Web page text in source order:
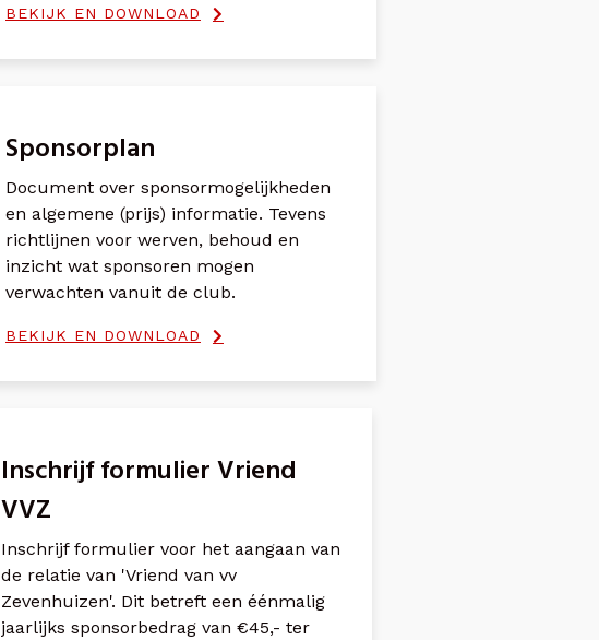
BEKIJK EN DOWNLOAD
Sponsorplan
Document over sponsormogelijkheden
en algemene (prijs) informatie. Tevens
richtlijnen voor werven, behoud en
inzicht wat sponsoren mogen
verwachten vanuit de club.
BEKIJK EN DOWNLOAD
Inschrijf formulier Vriend
VVZ
Inschrijf formulier voor het aangaan van
de relatie van 'Vriend van vv
Zevenhuizen'. Dit betreft een éénmalig
jaarlijks sponsorbedrag van €45,- ter